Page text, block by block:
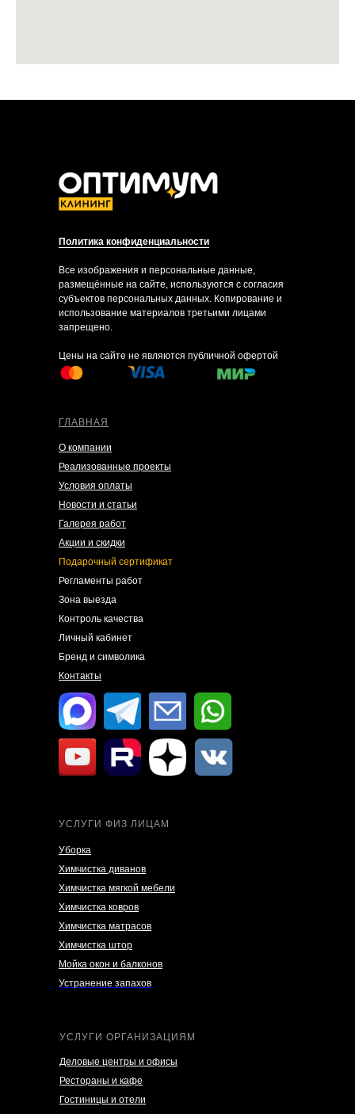
ГЛАВНАЯ
О компании
Реализованные проекты
Условия оплаты
Новости и статьи
Галерея работ
Акции и скидки
Подарочный сертификат
Регламенты работ
Зона выезда
Контроль качества
Личный кабинет
Бренд и символика
Контакты
УСЛУГИ ФИЗ ЛИЦАМ
Уборка
Химчистка диванов
Химчистка мягкой мебели
Химчистка ковров
Химчистка матрасов
Химчистка штор
Мойка окон и балконов
Устранение запахов
УСЛУГИ ОРГАНИЗАЦИЯМ
Деловые центры и офисы
Рестораны и кафе
Гостиницы и отели
Политика конфиденциальности
Все изображения и персональные данные,
размещённые на сайте, используются с согласия
субъектов персональных данных. Копирование и
использование материалов третьими лицами
запрещено.
Цены на сайте не являются публичной офертой